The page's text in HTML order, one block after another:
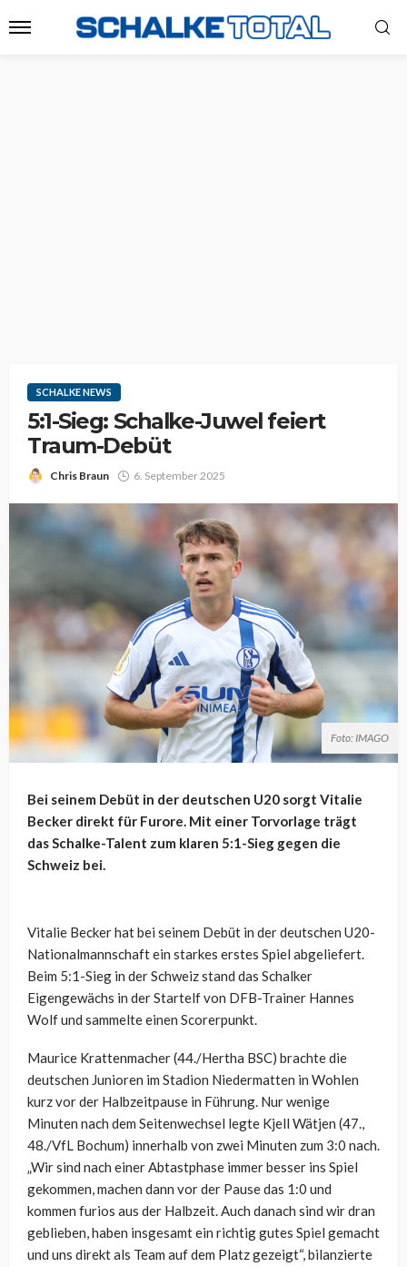
SCHALKE NEWS
5:1-Sieg: Schalke-Juwel feiert
Traum-Debüt
Chris Braun 6. September 2025
Foto: IMAGO
Bei seinem Debüt in der deutschen U20 sorgt Vitalie
Becker direkt für Furore. Mit einer Torvorlage trägt
das Schalke-Talent zum klaren 5:1-Sieg gegen die
Schweiz bei.
Vitalie Becker hat bei seinem Debüt in der deutschen U20-
Nationalmannschaft ein starkes erstes Spiel abgeliefert.
Beim 5:1-Sieg in der Schweiz stand das Schalker
Eigengewächs in der Startelf von DFB-Trainer Hannes
Wolf und sammelte einen Scorerpunkt.
Maurice Krattenmacher (44./Hertha BSC) brachte die
deutschen Junioren im Stadion Niedermatten in Wohlen
kurz vor der Halbzeitpause in Führung. Nur wenige
Minuten nach dem Seitenwechsel legte Kjell Wätjen (47.,
48./VfL Bochum) innerhalb von zwei Minuten zum 3:0 nach.
„Wir sind nach einer Abtastphase immer besser ins Spiel
gekommen, machen dann vor der Pause das 1:0 und
kommen furios aus der Halbzeit. Auch danach sind wir dran
geblieben, haben insgesamt ein richtig gutes Spiel gemacht
und uns direkt als Team auf dem Platz gezeigt“, bilanzierte